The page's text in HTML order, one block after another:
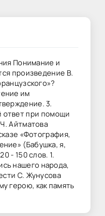
Понимание и
произведение В.
им
3.
ответ при помощи
Айтматова
«Фотография,
(Бабушка, я,
- 150 слов. 1.
нашего народа,
С. Жунусова
герою, как память